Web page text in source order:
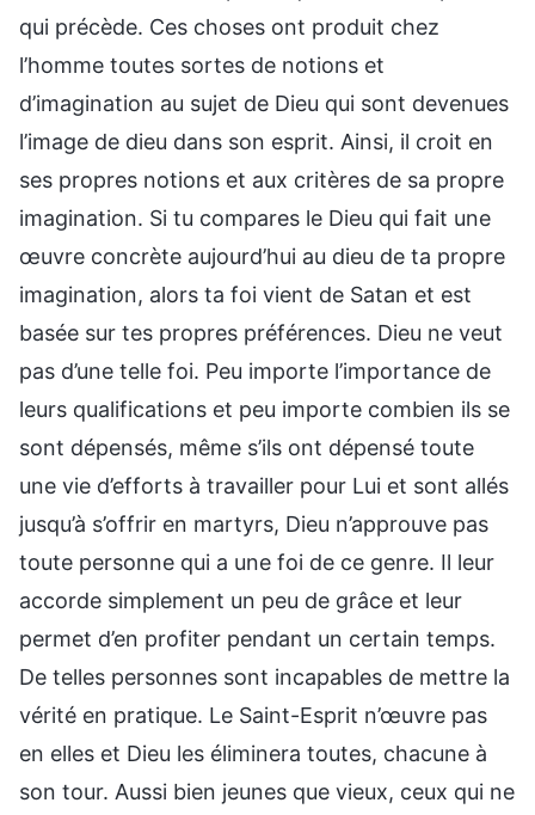
qui précède. Ces choses ont produit chez
l’homme toutes sortes de notions et
d’imagination au sujet de Dieu qui sont devenues
l’image de dieu dans son esprit. Ainsi, il croit en
ses propres notions et aux critères de sa propre
imagination. Si tu compares le Dieu qui fait une
œuvre concrète aujourd’hui au dieu de ta propre
imagination, alors ta foi vient de Satan et est
basée sur tes propres préférences. Dieu ne veut
pas d’une telle foi. Peu importe l’importance de
leurs qualifications et peu importe combien ils se
sont dépensés, même s’ils ont dépensé toute
une vie d’efforts à travailler pour Lui et sont allés
jusqu’à s’offrir en martyrs, Dieu n’approuve pas
toute personne qui a une foi de ce genre. Il leur
accorde simplement un peu de grâce et leur
permet d’en profiter pendant un certain temps.
De telles personnes sont incapables de mettre la
vérité en pratique. Le Saint-Esprit n’œuvre pas
en elles et Dieu les éliminera toutes, chacune à
son tour. Aussi bien jeunes que vieux, ceux qui ne